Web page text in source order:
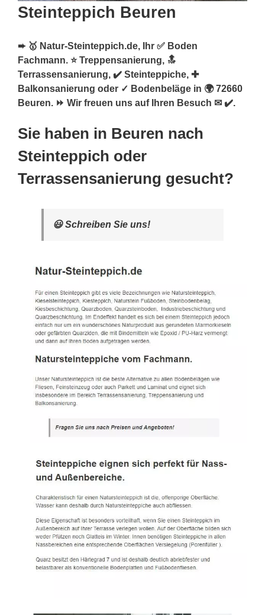
Steinteppich Beuren
➨ 🥇 Natur-Steinteppich.de, Ihr ✅ Boden
Fachmann. ⭐ Treppensanierung, 🔝
Terrassensanierung, ✔️ Steinteppiche, ✚
Balkonsanierung oder ✓ Bodenbeläge in 🌍 72660
Beuren. ⏩ Wir freuen uns auf Ihren Besuch ✉ ✔️.
Sie haben in Beuren nach
Steinteppich oder
Terrassensanierung gesucht?
😃 Schreiben Sie uns!